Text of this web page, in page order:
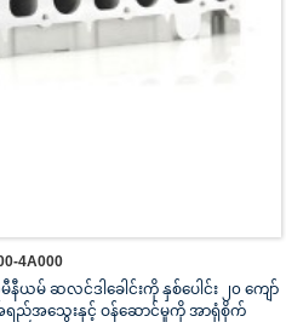
4A000
ယမ် ဆလင်ဒါခေါင်းကို နှစ်ပေါင်း ၂၀ ကျော်
ည်အသွေးနှင့် ဝန်ဆောင်မှုကို အာရုံစိုက်